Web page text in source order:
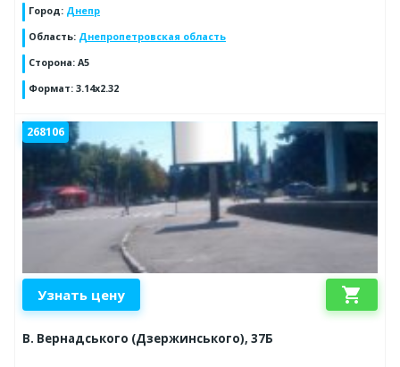
Город: Днепр
Область: Днепропетровская область
Сторона: А5
Формат: 3.14х2.32
268106
Узнать цену shopping_cart
В. Вернадського (Дзержинського), 37Б